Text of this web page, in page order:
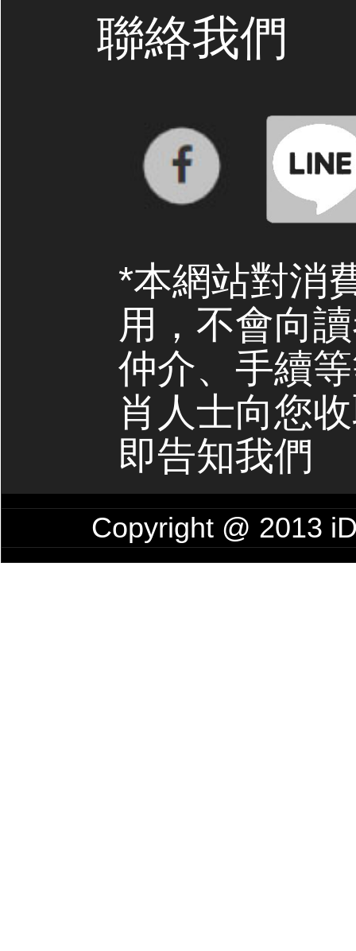
聯絡我們
*本網站對消
用，不會向
仲介、手續
肖人士向您
即告知我們
Copyright @ 2013